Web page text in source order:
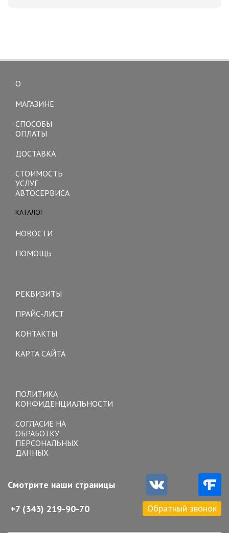
О
МАГАЗИНЕ
СПОСОБЫ
ОПЛАТЫ
ДОСТАВКА
СТОИМОСТЬ
УСЛУГ
АВТОСЕРВИСА
КАТАЛОГ
НОВОСТИ
ПОМОЩЬ
РЕКВИЗИТЫ
ПРАЙС-ЛИСТ
КОНТАКТЫ
КАРТА САЙТА
ПОЛИТИКА
КОНФИДЕНЦИАЛЬНОСТИ
СОГЛАСИЕ НА
ОБРАБОТКУ
ПЕРСОНАЛЬНЫХ
ДАННЫХ
Смотрите наши страницы
+7 (343) 219-90-70 Обратный звонок